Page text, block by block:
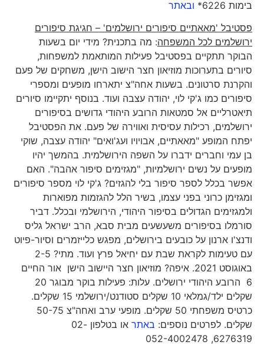
בימות 6226*
ובאתר
פסטיבל 'מאאתיים סיפורים ירושלמים' – חגיגת סיפורים
ירושלמים לכל המשפחה: מה בתכנית? מידי יום בשעות
הבוקר תתקיים בפסטיבל פעילות המותאמת למשפחות,
סיורים בתערוכות מוזיאון חצר הישוב הישן, משחקים של פעם
והקרנת סרטונים. בשעות אחה"צ יתארחו מופעים ומספרי
סיפורים כמו ג'קי לוי, יהודה עצבה ועוד. בנוסף יתקיימו סיורים
תיאטרליים אל סמטאות הרובע היהודי גדושים בסיפורים
ירושלמים, רכילות עסיסית ואווירה של פעם. את הפסטיבל
יפתח המופע "מאאתיים, אבויויו ועג'ואים" יהודה עצבה, שוקי
בן עמי וחברים ידברו על השפה הירושלמית. בהמשך יהיו
מופעים על נשים ירושלמיות, "מגזימים סיפור אהבה". האם
אפשר בכלל לספר סיפור בלי להגזים? ג'קי לוי מספר סיפורים
ומגזימן כרוני בפני עצמו, בשיר הלל להגזמות מפוארות
ולמגזימים הגדולים בסיפור היהודי, הירושלמי ובכלל. דביר
סורמלו בסיפורים משעשעים מבית סבא, הרב ישראל גליס
ודנצ'ו ארנון על כובעים בירושלים, מפגש כלייזמרים וסיור-פיוט
עם טעימות לקראת שבת עם יחיאל פרץ ועוד. מתי? 2-5
באוגוסט 2021. איפה? מוזיאון חצר היישוב הישן אור החיים
6 הרובע היהודי ירושלים. עלות: פעילות בוקר מבוגר 20
שקלים ילד/גמלאי 10 שקלים סטודנט/ירושלמי 15 שקלים.
כרטיס משפחתי 50 שקלים. מופעי ערב ואחה"צ 50-75
שקלים. לפרטים נוספים:באתר
או בטלפון 02-
6276319, 052-4002478